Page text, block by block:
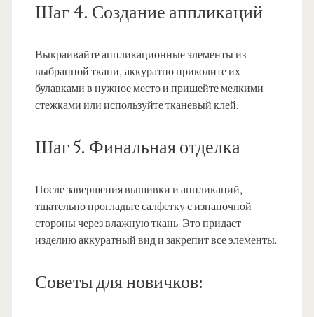
Шаг 4. Создание аппликаций
Выкраивайте аппликационные элементы из
выбранной ткани, аккуратно приколите их
булавками в нужное место и пришейте мелкими
стежками или используйте тканевый клей.
Шаг 5. Финальная отделка
После завершения вышивки и аппликаций,
тщательно прогладьте салфетку с изнаночной
стороны через влажную ткань. Это придаст
изделию аккуратный вид и закрепит все элементы.
Советы для новичков: